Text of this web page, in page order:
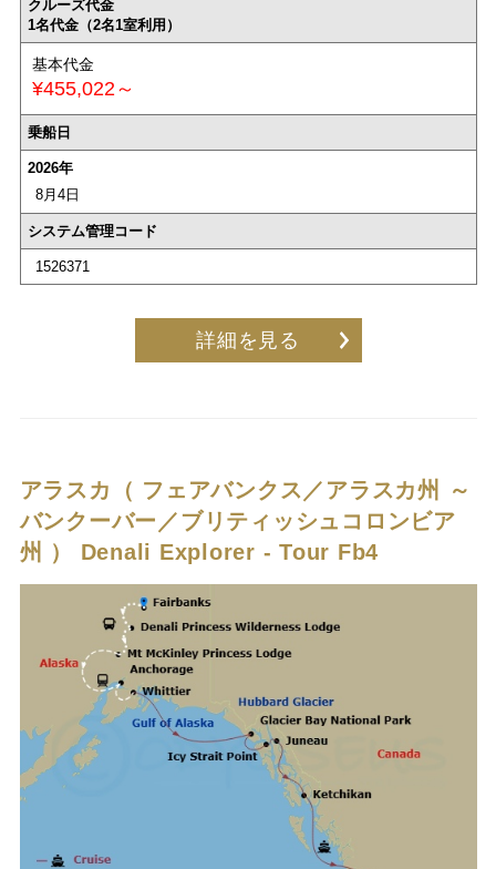
クルーズ代金
1名代金（2名1室利用）
基本代金
¥455,022～
乗船日
2026年
8月4日
システム管理コード
1526371
詳細を見る
アラスカ（ フェアバンクス／アラスカ州 ～
バンクーバー／ブリティッシュコロンビア
州 ） Denali Explorer - Tour Fb4